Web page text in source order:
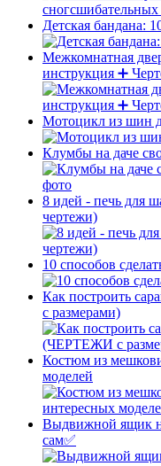
Детская бандана:
Межкомнатная
инструкция ➕
Мотоцикл из шин
Клумбы на даче
8 идей - печь
чертежи)
10 способов
Как построить
с размерами)
Костюм из
моделей
Выдвижной ящик
сам✅